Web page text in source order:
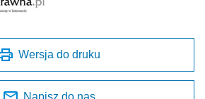
Wersja do druku